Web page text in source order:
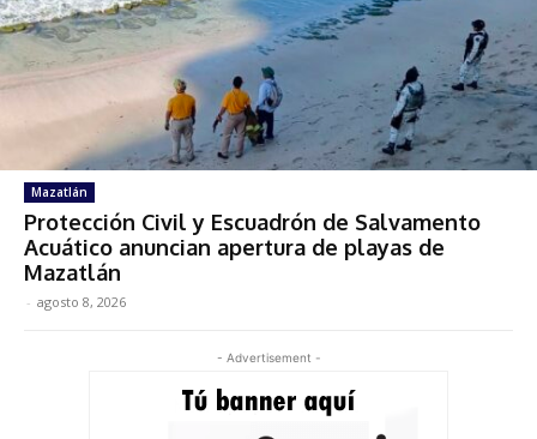
Mazatlán
Protección Civil y Escuadrón de Salvamento
Acuático anuncian apertura de playas de
Mazatlán
- agosto 8, 2026
- Advertisement -